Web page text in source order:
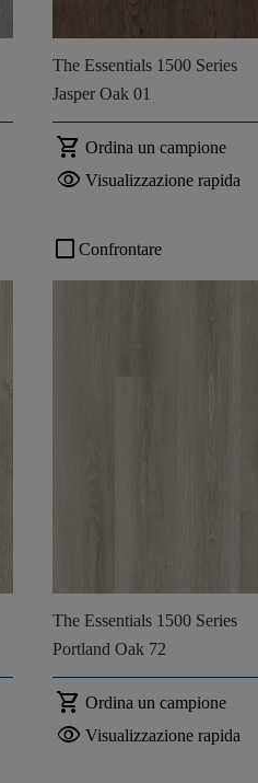
The Essentials 1500 Series
Jasper Oak 01
shopping_cart Ordina un campione
visibility Visualizzazione rapida
check_box_outline_blank Confrontare
The Essentials 1500 Series
Portland Oak 72
shopping_cart Ordina un campione
visibility Visualizzazione rapida